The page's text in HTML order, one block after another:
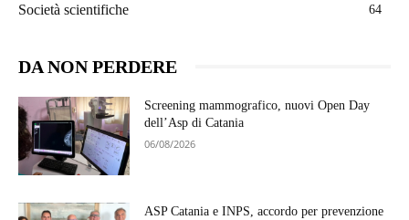
Società scientifiche 64
DA NON PERDERE
Screening mammografico, nuovi Open Day
dell’Asp di Catania
06/08/2026
ASP Catania e INPS, accordo per prevenzione